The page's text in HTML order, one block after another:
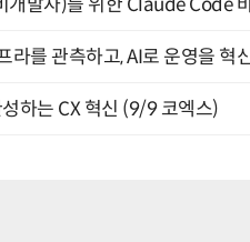
라를 관측하고, AI로 운영을 혁
하는 CX 혁신 (9/9 코엑스)